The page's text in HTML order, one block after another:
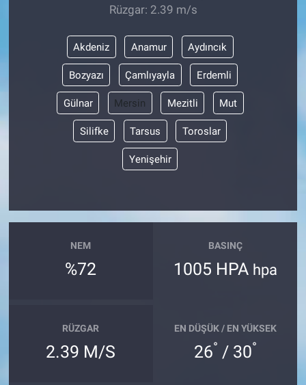
Rüzgar: 2.39 m/s
Akdeniz Anamur Aydıncık
Bozyazı Çamlıyayla Erdemli
Gülnar Mersin Mezitli Mut
Silifke Tarsus Toroslar
Yenişehir
NEM
%72
BASINÇ
1005 HPA hpa
RÜZGAR
2.39 M/S
EN DÜŞÜK / EN YÜKSEK
26° / 30°